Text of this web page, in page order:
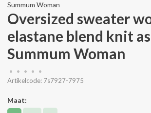
Summum Woman
Oversized sweater
elastane blend knit
Summum Woman
• • • •
•
Artikelcode: 7s7927-7975
Maat: